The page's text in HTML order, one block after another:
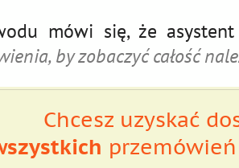
mówi się, że
by zobaczyć całość
Chcesz uzyskać